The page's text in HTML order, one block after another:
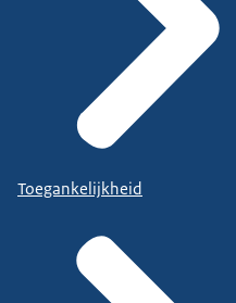
Toegankelijkheid